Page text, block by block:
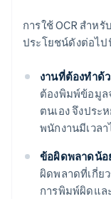
การใช้ OCR สําหรับ
ประโยชน์ดังต่อไป
งานที่ต้องทําด้
ต้องพิมพ์ข้อมูล
ตนเอง จึงประ
พนักงานมีเวล
ข้อผิดพลาดน้อ
ผิดพลาดที่เกี่ย
การพิมพ์ผิดแล